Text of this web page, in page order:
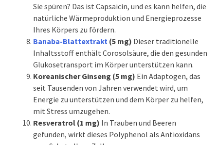
Sie spüren? Das ist Capsaicin, und es kann helfen, die
natürliche Wärmeproduktion und Energieprozesse
Ihres Körpers zu fördern.
Banaba-Blattextrakt (5 mg) Dieser traditionelle
Inhaltsstoff enthält Corosolsäure, die den gesunden
Glukosetransport im Körper unterstützen kann.
Koreanischer Ginseng (5 mg) Ein Adaptogen, das
seit Tausenden von Jahren verwendet wird, um
Energie zu unterstützen und dem Körper zu helfen,
mit Stress umzugehen.
Resveratrol (1 mg) In Trauben und Beeren
gefunden, wirkt dieses Polyphenol als Antioxidans